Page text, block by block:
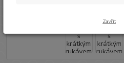
Zavřít